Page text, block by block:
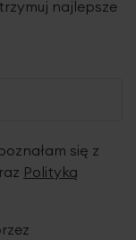
prania i w
ustępuje,
najlepsze
się z
Polityką